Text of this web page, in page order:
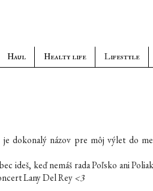
Haul Healty life Lifestyle
je dokonalý názov pre môj výlet do
ideš, keď nemáš rada Poľsko ani
Lany Del Rey<3